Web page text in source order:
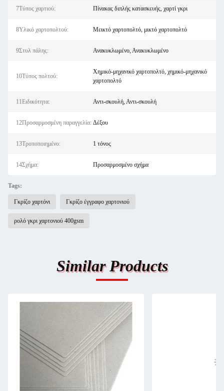
7Τύπος χαρτιού: Πίνακας διπλής κατασκευής, χαρτί γκρι
8Υλικό χαρτοπολτού: Μεικτό χαρτοπολτό, μικτό χαρτοπολτό
9Στυλ πάλης: Ανακυκλωμένο, Ανακυκλωμένο
10Τύπος πολτού:
Χημικό-μηχανικό χαρτοπολτό, χημικό-μηχανικό
χαρτοπολτό
11Ειδικότητα: Αντι-σκουλή, Αντι-σκουλή
12Προσαρμοσμένη παραγγελία: Δέξου
13Τροποποιημένο: 1 τόνος
14Σχήμα: Προσαρμοσμένο σχήμα
Tags:
Γκρίζο χαρτόνι Γκρίζο έγγραφο χαρτονιού
ρολό γκρι χαρτονιού 400gsm
Similar Products